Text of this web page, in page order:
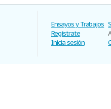
Ensayos y Trabajos
Regístrate
Inicia sesión